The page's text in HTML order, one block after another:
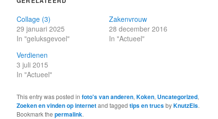
Collage (3)
29 januari 2025
In "geluksgevoel"
Zakenvrouw
28 december 2016
In "Actueel"
Verdienen
3 juli 2015
In "Actueel"
This entry was posted infoto's van anderen,Koken, Uncategorized,
Zoeken en vinden op internetand taggedtips en trucsbyKnutzEls.
Bookmark thepermalink.